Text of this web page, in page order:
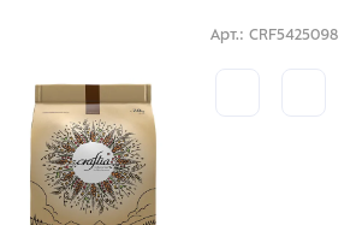
Арт.: CRF5425098